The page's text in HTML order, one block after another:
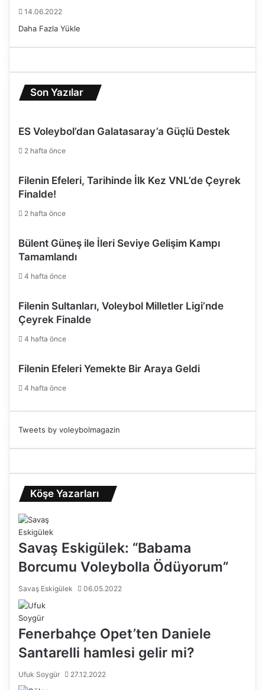
14.06.2022
Daha Fazla Yükle
Son Yazılar
ES Voleybol’dan Galatasaray’a Güçlü Destek
2 hafta önce
Filenin Efeleri, Tarihinde İlk Kez VNL’de Çeyrek
Finalde!
2 hafta önce
Bülent Güneş ile İleri Seviye Gelişim Kampı
Tamamlandı
4 hafta önce
Filenin Sultanları, Voleybol Milletler Ligi’nde
Çeyrek Finalde
4 hafta önce
Filenin Efeleri Yemekte Bir Araya Geldi
4 hafta önce
Tweets by voleybolmagazin
Köşe Yazarları
Savaş Eskigülek: “Babama
Borcumu Voleybolla Ödüyorum”
Savaş Eskigülek 06.05.2022
Fenerbahçe Opet’ten Daniele
Santarelli hamlesi gelir mi?
Ufuk Soygür 27.12.2022